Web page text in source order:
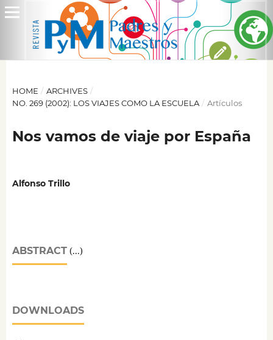
HOME / ARCHIVES /
NO. 269 (2002): LOS VIAJES COMO LA ESCUELA / Artículos
Nos vamos de viaje por España
Alfonso Trillo
ABSTRACT(...)
DOWNLOADS